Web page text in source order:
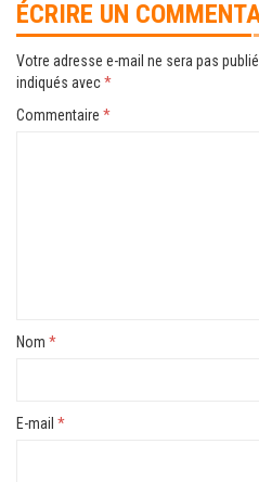
ÉCRIRE UN
Votre adresse e-mail ne sera pas
indiqués avec*
Commentaire *
Nom *
E-mail *